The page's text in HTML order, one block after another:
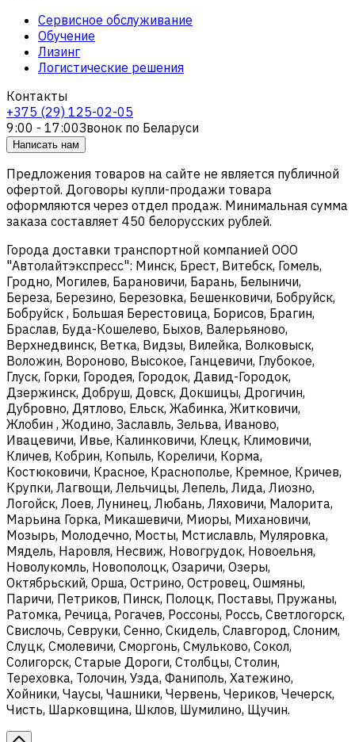
Сервисное обслуживание
Обучение
Лизинг
Логистические решения
Контакты
+375 (29) 125-02-05
9:00 - 17:00Звонок по Беларуси
Написать нам
Предложения товаров на сайте не является публичной
офертой. Договоры купли-продажи товара
оформляются через отдел продаж. Минимальная сумма
заказа составляет 450 белорусских рублей.
Города доставки транспортной компанией ООО
"Автолайтэкспресс": Минск, Брест, Витебск, Гомель,
Гродно, Могилев, Барановичи, Барань, Белыничи,
Береза, Березино, Березовка, Бешенковичи, Бобруйск,
Бобруйск , Большая Берестовица, Борисов, Брагин,
Браслав, Буда-Кошелево, Быхов, Валерьяново,
Верхнедвинск, Ветка, Видзы, Вилейка, Волковыск,
Воложин, Вороново, Высокое, Ганцевичи, Глубокое,
Глуск, Горки, Городея, Городок, Давид-Городок,
Дзержинск, Добруш, Довск, Докшицы, Дрогичин,
Дубровно, Дятлово, Ельск, Жабинка, Житковичи,
Жлобин , Жодино, Заславль, Зельва, Иваново,
Ивацевичи, Ивье, Калинковичи, Клецк, Климовичи,
Кличев, Кобрин, Копыль, Кореличи, Корма,
Костюковичи, Красное, Краснополье, Кремное, Кричев,
Крупки, Лагвощи, Лельчицы, Лепель, Лида, Лиозно,
Логойск, Лоев, Лунинец, Любань, Ляховичи, Малорита,
Марьина Горка, Микашевичи, Миоры, Михановичи,
Мозырь, Молодечно, Мосты, Мстиславль, Муляровка,
Мядель, Наровля, Несвиж, Новогрудок, Новоельня,
Новолукомль, Новополоцк, Озаричи, Озеры,
Октябрьский, Орша, Острино, Островец, Ошмяны,
Паричи, Петриков, Пинск, Полоцк, Поставы, Пружаны,
Ратомка, Речица, Рогачев, Россоны, Россь, Светлогорск,
Свислочь, Севруки, Сенно, Скидель, Славгород, Слоним,
Слуцк, Смолевичи, Сморгонь, Смульково, Сокол,
Солигорск, Старые Дороги, Столбцы, Столин,
Тереховка, Толочин, Узда, Фаниполь, Хатежино,
Хойники, Чаусы, Чашники, Червень, Чериков, Чечерск,
Чисть, Шарковщина, Шклов, Шумилино, Щучин.